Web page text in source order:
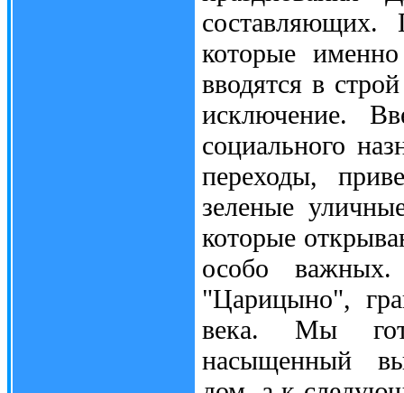
составляющих.
которые
вводятся в
исключение.
социального
переходы,
зеленые
которые
особо
"Царицыно",
века. Мы
насыщенный